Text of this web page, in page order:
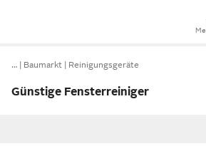
… Baumarkt Reinigungsgeräte
Günstige Fensterreiniger